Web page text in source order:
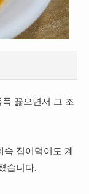
끓으면서 그 조
속 집어먹어도 계
습니다.